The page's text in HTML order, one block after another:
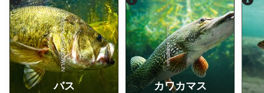
iStock-ANDY_BOWLIN
バス
iStock-abadonian
カワカマス